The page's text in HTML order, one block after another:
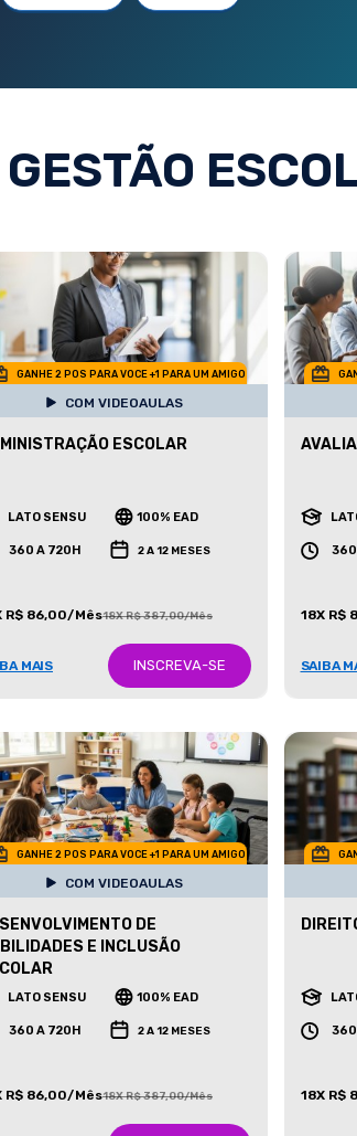
GANHE 2 POS PARA VOCE +1 PARA UM AMIGO
COM VIDEOAULAS
ESCOLAR
LATO SENSU 100% EAD
360 A 720H 2 A 12 MESES
R$ 86,00/Mês18X R$ 387,00/Mês
MAIS INSCREVA-SE
360
18X R$
SAIBA
GANHE 2 POS PARA VOCE +1 PARA UM AMIGO
COM VIDEOAULAS
DE
E INCLUSÃO
LATO SENSU 100% EAD
360 A 720H 2 A 12 MESES
R$ 86,00/Mês18X R$ 387,00/Mês
360
18X R$